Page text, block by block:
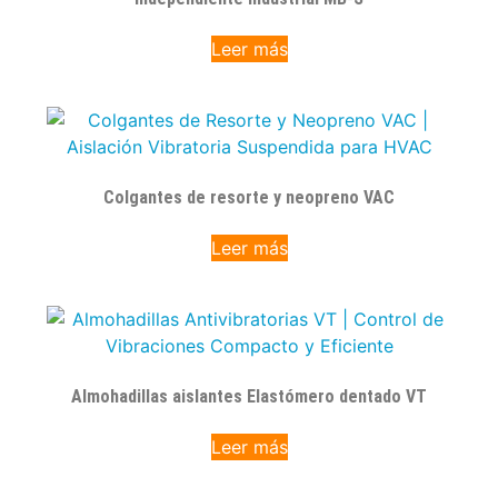
Leer más
Colgantes de resorte y neopreno VAC
Leer más
Almohadillas aislantes Elastómero dentado VT
Leer más